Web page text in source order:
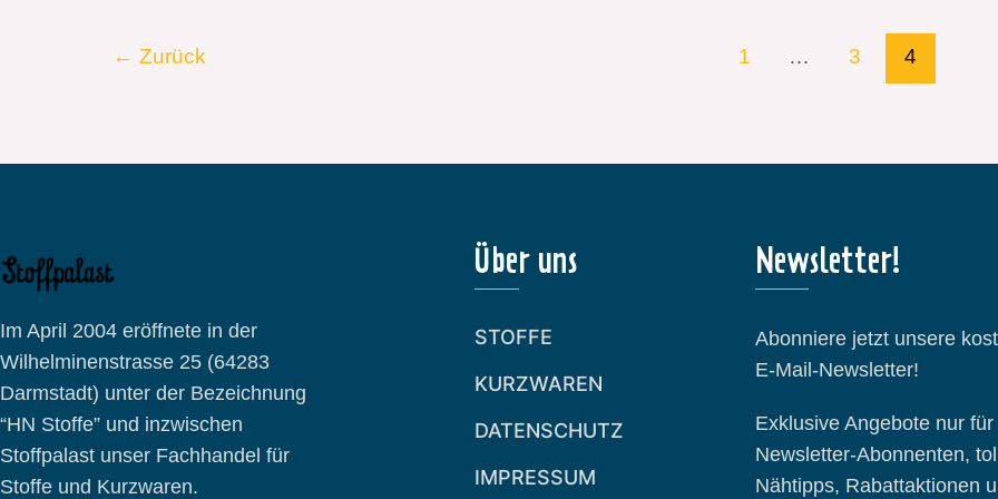
← Zurück 1 … 3 4
Im April 2004 eröffnete in der
Wilhelminenstrasse 25 (64283
Darmstadt) unter der Bezeichnung
“HN Stoffe” und inzwischen
Stoffpalast unser Fachhandel für
Stoffe und Kurzwaren.
Über uns
STOFFE
KURZWAREN
DATENSCHUTZ
IMPRESSUM
Newsletter!
Abonniere jetzt unsere
E-Mail-Newsletter!
Exklusive Angebote nur für
Newsletter-Abonnenten,
Nähtipps, Rabattaktionen